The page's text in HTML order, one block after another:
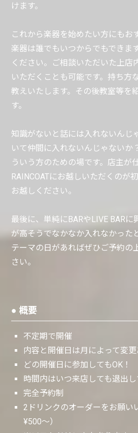
けます。
これから楽器を始めたい方にもお
楽器は誰でもいつからでもできま
ください。ご相談いただいた上店
いただくことも可能です。持ち方
教えいたします。その後教室等を
す。
知識がないと話には入れないんじ
いて仲間に入れないんじゃないか
ういう方のための場です。店主が
RAINCOATにお越しいただくのが
お越しください。
最後に、単純にBARやLIVE BAR
が高そうでなかなか入れなかった
テーマの日があればぜひご予約の
さい。
● 概要
不定期で開催
内容と開催日は月によって変
どの開催日に参加してもOK！
時間内はいつ来店しても退出し
完全予約制
2ドリンクのオーダーをお願い
¥500〜）